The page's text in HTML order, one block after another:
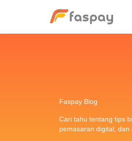
Faspay Blog
Cari tahu tentang tips
pemasaran digital,